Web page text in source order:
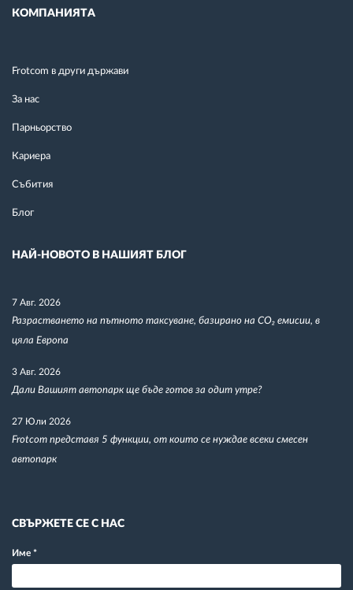
КОМПАНИЯТА
Frotcom в други държави
За нас
Парньорство
Кариера
Събития
Блог
НАЙ-НОВОТО В НАШИЯТ БЛОГ
7 Авг. 2026
Разрастването на пътното таксуване, базирано на CO₂ емисии, в
цяла Европа
3 Авг. 2026
Дали Вашият автопарк ще бъде готов за одит утре?
27 Юли 2026
Frotcom представя 5 функции, от които се нуждае всеки смесен
автопарк
СВЪРЖЕТЕ СЕ С НАС
Име *